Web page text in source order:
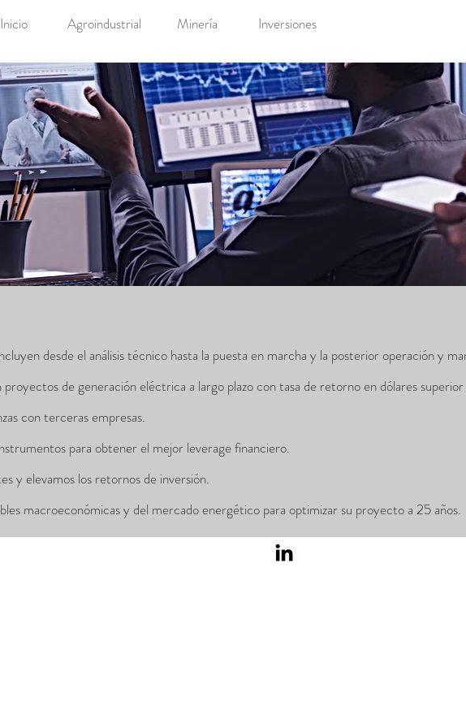
Inicio Agroindustrial Minería Inversiones
desde el análisis técnico hasta la puesta en marcha y la posterior operación y
de generación eléctrica a largo plazo con tasa de retorno en dólares superior
con terceras empresas.
para obtener el mejor leverage financiero.
y elevamos los retornos de inversión.
macroeconómicas y del mercado energético para optimizar su proyecto a 25 años.